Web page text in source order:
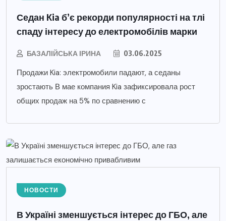
Седан Kia б’є рекорди популярності на тлі
спаду інтересу до електромобілів марки
БАЗАЛІЙСЬКА ІРИНА 03.06.2025
Продажи Kia: электромобили падают, а седаны
зростають В мае компания Kia зафиксировала рост
общих продаж на 5% по сравнению с
НОВОСТИ
В Україні зменшується інтерес до ГБО, але